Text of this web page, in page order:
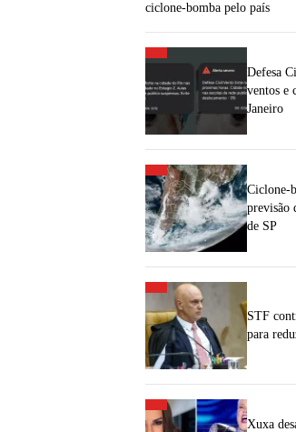
ciclone-bomba pelo país
Defesa
ventos e
Janeiro
Ciclone-
previsão
de SP
STF
para
Xuxa